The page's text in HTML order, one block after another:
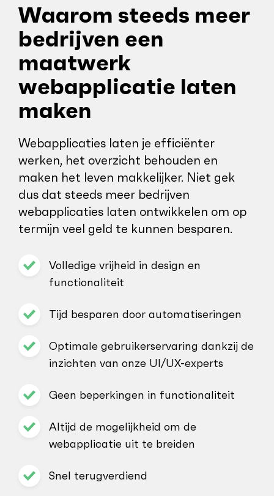
Waarom steeds meer
bedrijven een
maatwerk
webapplicatie laten
maken
Webapplicaties laten je efficiënter
werken, het overzicht behouden en
maken het leven makkelijker. Niet gek
dus dat steeds meer bedrijven
webapplicaties laten ontwikkelen om op
termijn veel geld te kunnen besparen.
Volledige vrijheid in design en
functionaliteit
Tijd besparen door automatiseringen
Optimale gebruikerservaring dankzij de
inzichten van onze UI/UX-experts
Geen beperkingen in functionaliteit
Altijd de mogelijkheid om de
webapplicatie uit te breiden
Snel terugverdiend